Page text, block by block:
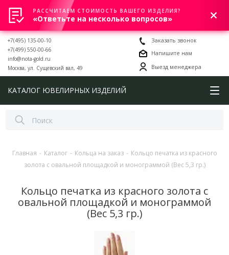
0
+7(495) 135-00-10
+7(499) 550-00-66
info@nota-gold.ru
Москва, ул. Сущевский вал, 49
Заказать звонок
Напишите нам
Выезд менеджера
КАТАЛОГ ЮВЕЛИРНЫХ ИЗДЕЛИЙ
Главная - Каталог - Кольца на заказ - Кольцо печатка из красного
золота с овальной площадкой и монограммой (Вес 5,3 гр.)
Кольцо печатка из красного золота с
овальной площадкой и монограммой
(Вес 5,3 гр.)
РАССЧИТАЕМ СТОИМОСТЬ ВАШЕГО ИЗДЕЛИЯ?
«Ответьте на несколько вопросов»